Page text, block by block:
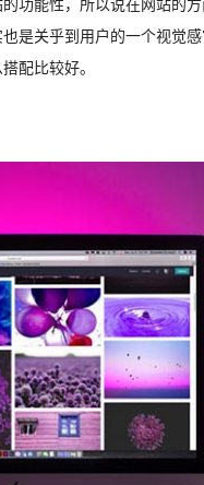
是关乎到用户的一个视觉
配比较好。